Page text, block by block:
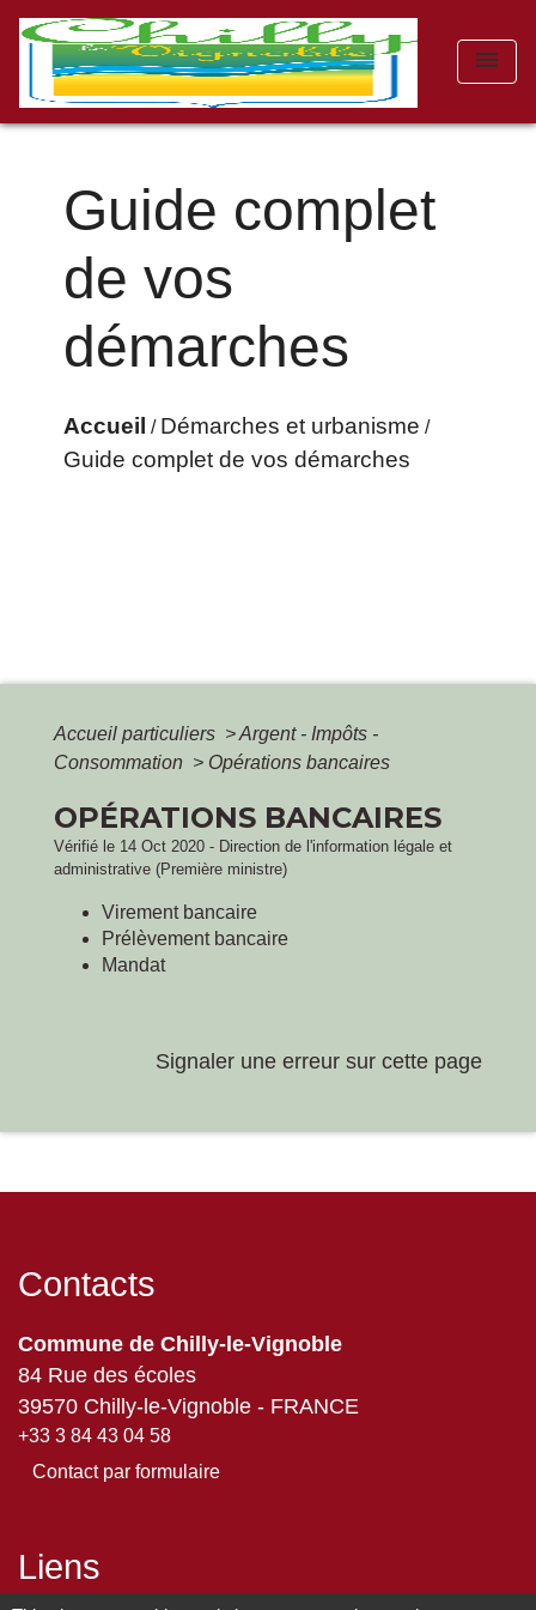
menu
Guide complet
de vos
démarches
Accueil / Démarches et urbanisme /
Guide complet de vos démarches
Accueil particuliers >Argent - Impôts -
Consommation > Opérations bancaires
OPÉRATIONS BANCAIRES
Vérifié le 14 Oct 2020 - Direction de l'information légale et
administrative (Première ministre)
Virement bancaire
Prélèvement bancaire
Mandat
Signaler une erreur sur cette page
Contacts
Commune de Chilly-le-Vignoble
84 Rue des écoles
39570 Chilly-le-Vignoble - FRANCE
+33 3 84 43 04 58
Contact par formulaire
Liens